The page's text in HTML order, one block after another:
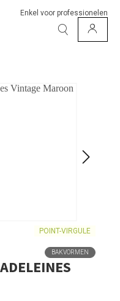
Enkel voor professionelen
POINT-VIRGULE
BAKVORMEN